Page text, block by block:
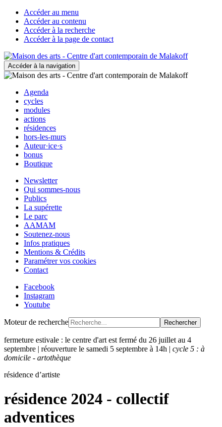
Accéder au menu
Accéder au contenu
Accéder à la recherche
Accéder à la page de contact
Accéder à la navigation
Agenda
cycles
modules
actions
résidences
hors-les-murs
Auteur·ice·s
bonus
Boutique
Newsletter
Qui sommes-nous
Publics
La supérette
Le parc
AAMAM
Soutenez-nous
Infos pratiques
Mentions & Crédits
Paramétrer vos cookies
Contact
Facebook
Instagram
Youtube
Moteur de recherche Rechercher
fermeture estivale : le centre d'art est fermé du 26 juillet au 4
septembre | réouverture le samedi 5 septembre à 14h | cycle 5 : à
domicile - artothèque
résidence d’artiste
résidence 2024 - collectif
adventices